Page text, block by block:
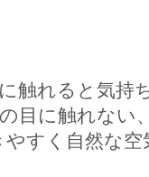
触れると気持
目に触れない
すく自然な空